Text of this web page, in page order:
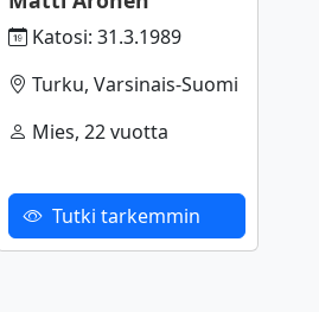
Katosi: 31.3.1989
Turku, Varsinais-Suomi
Mies, 22 vuotta
Tutki tarkemmin